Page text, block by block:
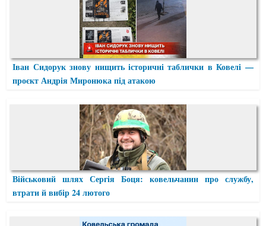
Іван Сидорук знову нищить історичні таблички в Ковелі —
проєкт Андрія Миронюка під атакою
Військовий шлях Сергія Боця: ковельчанин про службу,
втрати й вибір 24 лютого